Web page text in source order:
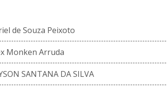
de Souza Peixoto
Monken Arruda
SANTANA DA SILVA